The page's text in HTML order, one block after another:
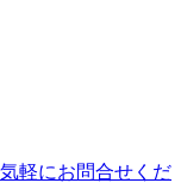
軽にお問合せくだ